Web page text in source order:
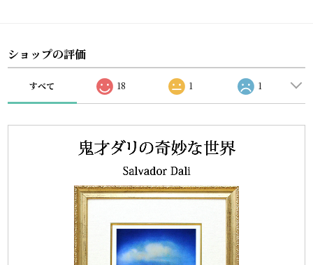
ショップの評価
すべて 18 1 1